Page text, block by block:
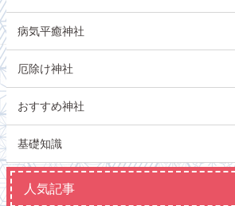
病気平癒神社
厄除け神社
おすすめ神社
基礎知識
人気記事